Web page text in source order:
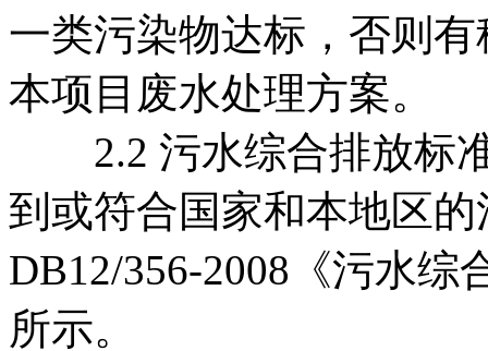
一类污染物达标，否则
本项目废水处理方案。
2.2 污水综合排放标准
到或符合国家和本地区
DB12/356-2008《污水
所示。